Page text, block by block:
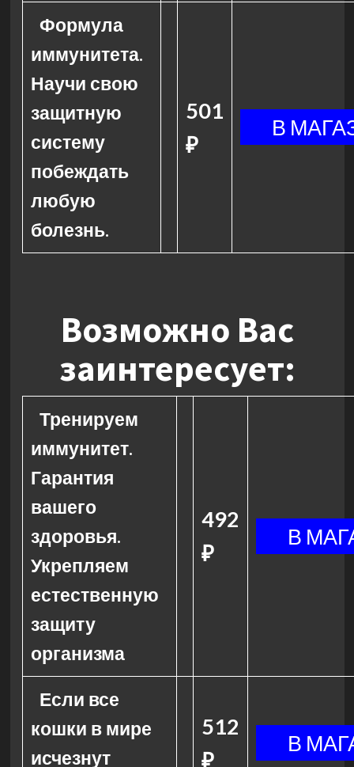
Формула
иммунитета.
Научи свою
защитную
систему
побеждать
любую
болезнь.
501
₽
Возможно Вас
заинтересует:
Тренируем
иммунитет.
Гарантия
вашего
здоровья.
Укрепляем
естественную
защиту
организма
492
₽
Если все
кошки в мире
исчезнут
512
₽